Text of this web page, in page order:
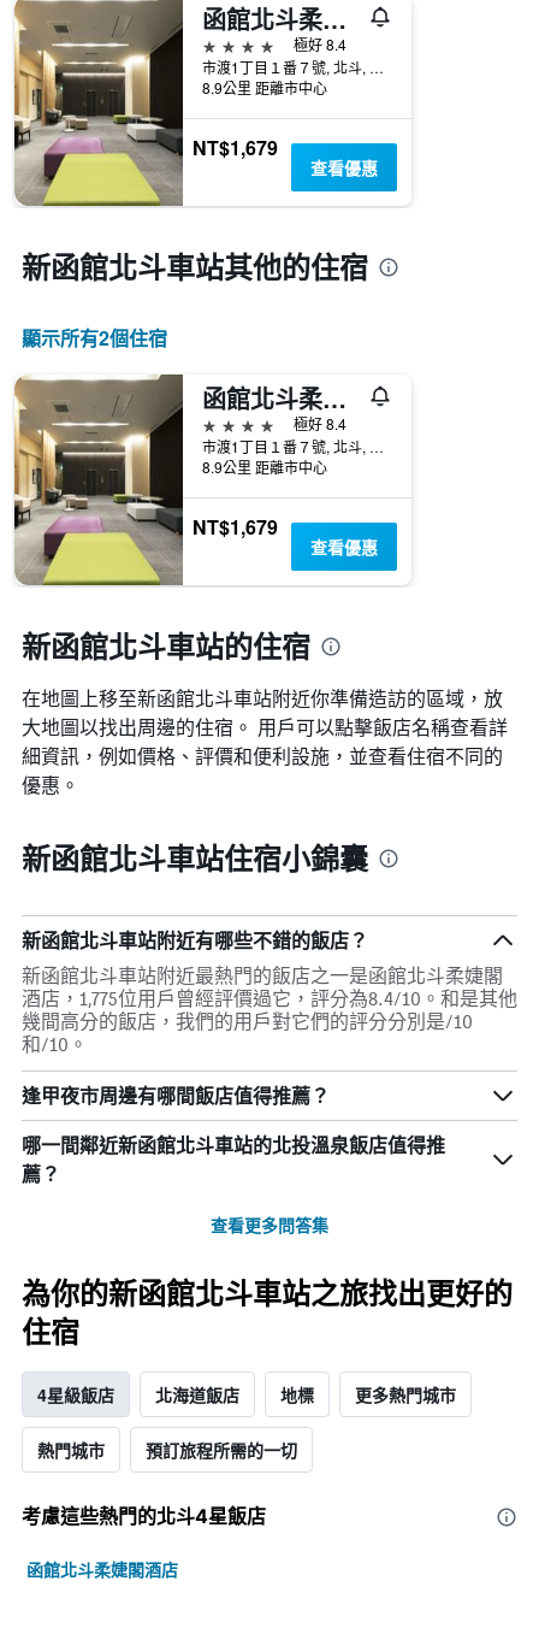
函館北斗柔婕閣酒店
4星級
極好 8.4
市渡1丁目１番７號, 北斗, 日本
8.9公里 距離市中心
NT$1,679
查看優惠
新函館北斗車站​其他的住宿
顯示所有2​個住宿
函館北斗柔婕閣酒店
4星級
極好 8.4
市渡1丁目１番７號, 北斗, 日本
8.9公里 距離市中心
NT$1,679
查看優惠
新函館北斗車站的住宿
在地圖上移至新函館北斗車站​​附近你準備造訪的區域，放
大地圖以找出周邊的住宿。 用戶可以點擊飯店名稱查看詳
細資訊，例如價格、評價和便利設施，並查看住宿不同的
優惠。
新函館北斗車站住宿小錦囊
新函館北斗車站附近有哪些不錯的飯店？
新函館北斗車站附近最熱門的飯店之一是函館北斗柔婕閣
酒店，1,775位用戶曾經評價過它，評分為8.4/10。和是其他
幾間高分的飯店，我們的用戶對它們的評分分別是/10
和/10。
逢甲夜市周邊有哪間飯店值得推薦？
哪一間鄰近新函館北斗車站的北投溫泉飯店值得推
薦？
查看更多問答集
為你的新函館北斗車站之旅找出更好的
住宿
4星級飯店 北海道飯店 地標 更多熱門城市
熱門城市 預訂旅程所需的一切
考慮這些熱門的北斗4星​飯店
函館北斗柔婕閣酒店